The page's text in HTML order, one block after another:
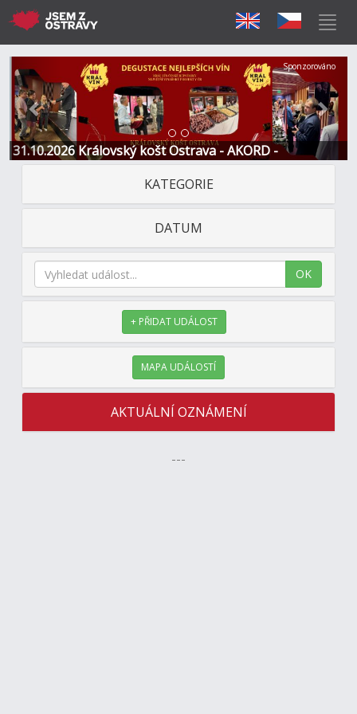
31.10.2026 Královský košt Ostrava - AKORD -
Restaurace a Hotel
Předchozí Další
Sponzorováno
KATEGORIE
DATUM
OK
+ PŘIDAT UDÁLOST
MAPA UDÁLOSTÍ
AKTUÁLNÍ OZNÁMENÍ
---